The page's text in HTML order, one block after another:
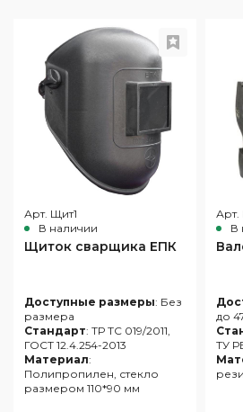
Арт. Щит1
В наличии
Щиток сварщика ЕПК
Доступные размеры: Без
размера
Стандарт: ТР ТС 019/2011,
ГОСТ 12.4.254-2013
Материал:
Полипропилен, стекло
размером 110*90 мм
Арт.
В
до
ТУ